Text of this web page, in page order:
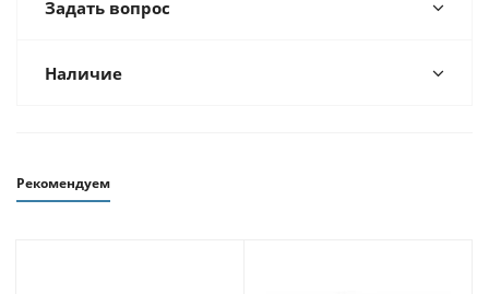
Задать вопрос
Наличие
Рекомендуем